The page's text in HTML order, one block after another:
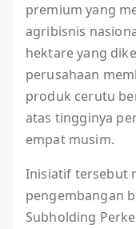
premium yang
agribisnis
hektare yang
perusahaan
produk cerutu
atas tingginya
empat musim.
Inisiatif tersebut
pengembangan
Subholding